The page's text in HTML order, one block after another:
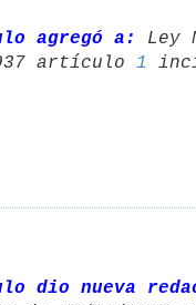
agregó a:
Ley
artículo 1
dio nueva